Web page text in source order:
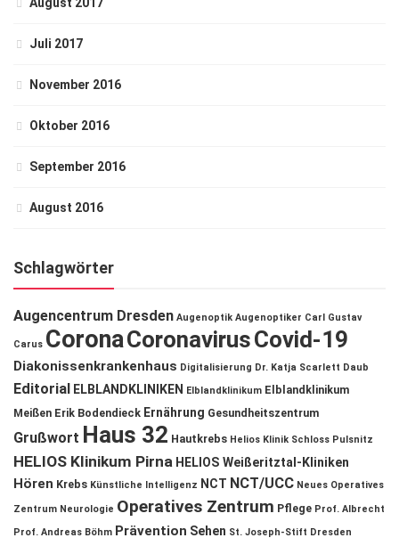
Juli 2017
November 2016
Oktober 2016
September 2016
August 2016
Schlagwörter
Augencentrum Dresden Augenoptik Augenoptiker Carl Gustav
Carus CoronaCoronavirusCovid-19
Diakonissenkrankenhaus Digitalisierung Dr. Katja Scarlett Daub
Editorial ELBLANDKLINIKEN Elblandklinikum Elblandklinikum
Meißen Erik Bodendieck Ernährung Gesundheitszentrum
Grußwort Haus 32 Hautkrebs Helios Klinik Schloss Pulsnitz
HELIOS Klinikum Pirna HELIOS Weißeritztal-Kliniken
Hören Krebs Künstliche Intelligenz NCT NCT/UCC Neues Operatives
Zentrum Neurologie Operatives Zentrum Pflege Prof. Albrecht
Prof. Andreas Böhm Prävention Sehen St. Joseph-Stift Dresden